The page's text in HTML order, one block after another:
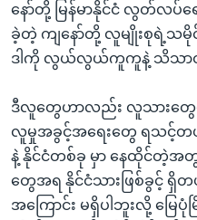
နော်တို့ မြန်မာနိုင်ငံ လွတ်လပ်
ခဲ့တဲ့ ကျနော်တို့ လူမျိုးစုရဲ့သ
ဒါကို လွယ်လွယ်ကူကူနဲ့ သိသာထ
ဒီလူတွေဟာလည်း လူသားတွေ
လူမှုအခွင့်အရေးတွေ ရသင့်
နဲ့ နိုင်ငံတစ်ခု မှာ နေထိုင်တဲ့
တွေအရ နိုင်ငံသားဖြစ်ခွင့် ရှိ
အကြောင်း မရှိပါဘူးလို့ မြ